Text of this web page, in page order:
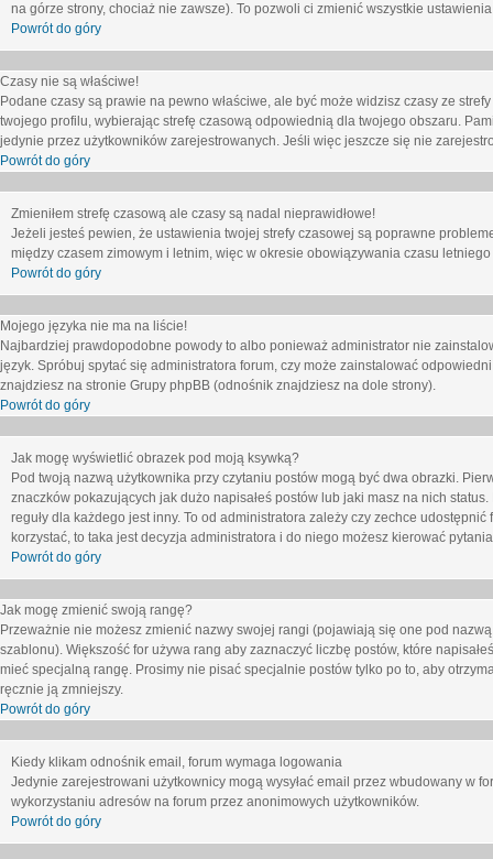
na górze strony, chociaż nie zawsze). To pozwoli ci zmienić wszystkie
Powrót do góry
Czasy nie są właściwe!
Podane czasy są prawie na pewno właściwe, ale być może widzisz czasy ze
twojego profilu, wybierając strefę czasową odpowiednią dla twojego obszaru.
jedynie przez użytkowników zarejestrowanych. Jeśli więc jeszcze się nie
Powrót do góry
Zmieniłem strefę czasową ale czasy są nadal nieprawidłowe!
Jeżeli jesteś pewien, że ustawienia twojej strefy czasowej są poprawne
między czasem zimowym i letnim, więc w okresie obowiązywania czasu
Powrót do góry
Mojego języka nie ma na liście!
Najbardziej prawdopodobne powody to albo ponieważ administrator nie
język. Spróbuj spytać się administratora forum, czy może zainstalować
znajdziesz na stronie Grupy phpBB (odnośnik znajdziesz na dole strony).
Powrót do góry
Jak mogę wyświetlić obrazek pod moją ksywką?
Pod twoją nazwą użytkownika przy czytaniu postów mogą być dwa obrazki.
znaczków pokazujących jak dużo napisałeś postów lub jaki masz na nich
reguły dla każdego jest inny. To od administratora zależy czy zechce
korzystać, to taka jest decyzja administratora i do niego możesz kierować
Powrót do góry
Jak mogę zmienić swoją rangę?
Przeważnie nie możesz zmienić nazwy swojej rangi (pojawiają się one pod
szablonu). Większość for używa rang aby zaznaczyć liczbę postów, które
mieć specjalną rangę. Prosimy nie pisać specjalnie postów tylko po to, aby
ręcznie ją zmniejszy.
Powrót do góry
Kiedy klikam odnośnik email, forum wymaga logowania
Jedynie zarejestrowani użytkownicy mogą wysyłać email przez wbudowany w
wykorzystaniu adresów na forum przez anonimowych użytkowników.
Powrót do góry